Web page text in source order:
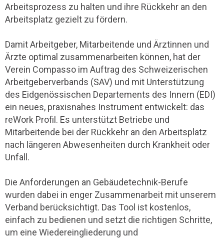
Arbeitsprozess zu halten und ihre Rückkehr an den
Arbeitsplatz gezielt zu fördern.
Damit Arbeitgeber, Mitarbeitende und Ärztinnen und
Ärzte optimal zusammenarbeiten können, hat der
Verein Compasso im Auftrag des Schweizerischen
Arbeitgeberverbands (SAV) und mit Unterstützung
des Eidgenössischen Departements des Innern (EDI)
ein neues, praxisnahes Instrument entwickelt: das
reWork Profil. Es unterstützt Betriebe und
Mitarbeitende bei der Rückkehr an den Arbeitsplatz
nach längeren Abwesenheiten durch Krankheit oder
Unfall.
Die Anforderungen an Gebäudetechnik-Berufe
wurden dabei in enger Zusammenarbeit mit unserem
Verband berücksichtigt. Das Tool ist kostenlos,
einfach zu bedienen und setzt die richtigen Schritte,
um eine Wiedereingliederung und